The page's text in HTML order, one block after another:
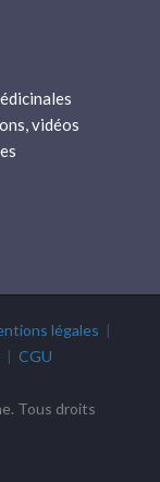
vidéos
légales |
| CGU
Tous droits